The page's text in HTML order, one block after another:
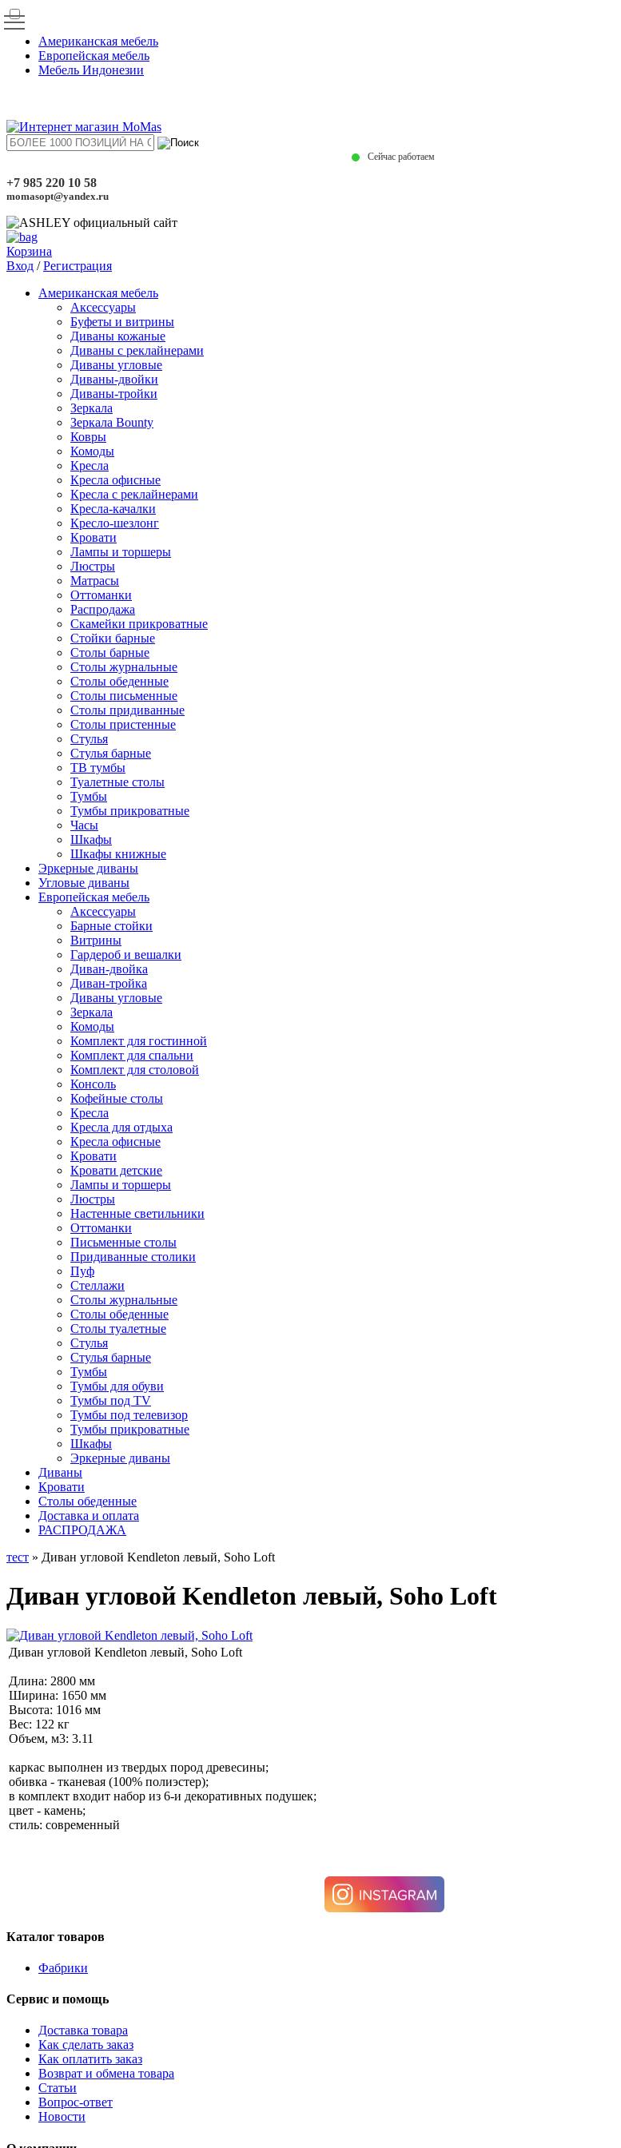
Американская мебель
Европейская мебель
Мебель Индонезии
Сейчас работаем
+7 985 220 10 58
momasopt@yandex.ru
Корзина
Вход /Регистрация
Американская мебель
Аксессуары
Буфеты и витрины
Диваны кожаные
Диваны с реклайнерами
Диваны угловые
Диваны-двойки
Диваны-тройки
Зеркала
Зеркала Bounty
Ковры
Комоды
Кресла
Кресла офисные
Кресла с реклайнерами
Кресла-качалки
Кресло-шезлонг
Кровати
Лампы и торшеры
Люстры
Матрасы
Оттоманки
Распродажа
Скамейки прикроватные
Стойки барные
Столы барные
Столы журнальные
Столы обеденные
Столы письменные
Столы придиванные
Столы пристенные
Стулья
Стулья барные
ТВ тумбы
Туалетные столы
Тумбы
Тумбы прикроватные
Часы
Шкафы
Шкафы книжные
Эркерные диваны
Угловые диваны
Европейская мебель
Аксессуары
Барные стойки
Витрины
Гардероб и вешалки
Диван-двойка
Диван-тройка
Диваны угловые
Зеркала
Комоды
Комплект для гостинной
Комплект для спальни
Комплект для столовой
Консоль
Кофейные столы
Кресла
Кресла для отдыха
Кресла офисные
Кровати
Кровати детские
Лампы и торшеры
Люстры
Настенные светильники
Оттоманки
Письменные столы
Придиванные столики
Пуф
Стеллажи
Столы журнальные
Столы обеденные
Столы туалетные
Стулья
Стулья барные
Тумбы
Тумбы для обуви
Тумбы под TV
Тумбы под телевизор
Тумбы прикроватные
Шкафы
Эркерные диваны
Диваны
Кровати
Столы обеденные
Доставка и оплата
РАСПРОДАЖА
тест » Диван угловой Kendleton левый, Soho Loft
Диван угловой Kendleton левый, Soho Loft
Диван угловой Kendleton левый, Soho Loft
Длина: 2800 мм
Ширина: 1650 мм
Высота: 1016 мм
Вес: 122 кг
Объем, м3: 3.11
каркас выполнен из твердых пород древесины;
обивка - тканевая (100% полиэстер);
в комплект входит набор из 6-и декоративных подушек;
цвет - камень;
стиль: современный
Каталог товаров
Фабрики
Сервис и помощь
Доставка товара
Как сделать заказ
Как оплатить заказ
Возврат и обмена товара
Статьи
Вопрос-ответ
Новости